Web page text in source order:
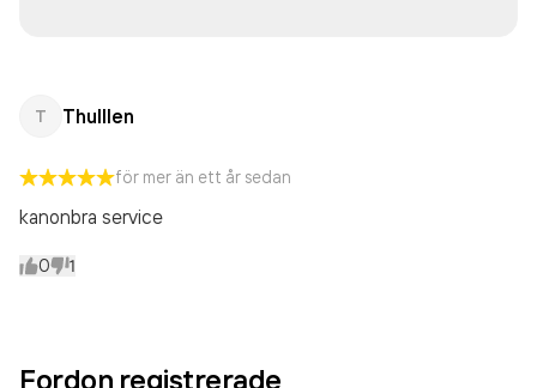
T Thulllen
för mer än ett år sedan
kanonbra service
0 1
Fordon registrerade